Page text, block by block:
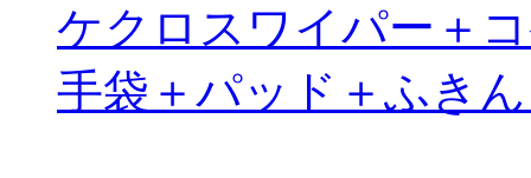
ケクロスワイパー＋
手袋＋パッド＋ふき